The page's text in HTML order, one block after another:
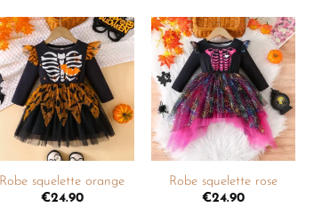
Ajouter
à la
liste de
souhaits
+
Robe squelette orange
€24.90
Ajouter
à la
liste de
souhaits
+
Robe squelette rose
€24.90